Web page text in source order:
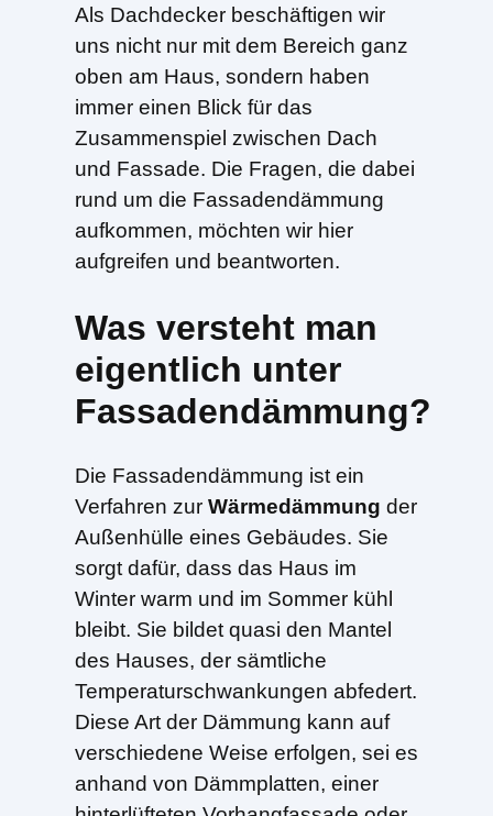
Als Dachdecker beschäftigen wir
uns nicht nur mit dem Bereich ganz
oben am Haus, sondern haben
immer einen Blick für das
Zusammenspiel zwischen Dach
und Fassade. Die Fragen, die dabei
rund um die Fassadendämmung
aufkommen, möchten wir hier
aufgreifen und beantworten.
Was versteht man
eigentlich unter
Fassadendämmung?
Die Fassadendämmung ist ein
Verfahren zur Wärmedämmung der
Außenhülle eines Gebäudes. Sie
sorgt dafür, dass das Haus im
Winter warm und im Sommer kühl
bleibt. Sie bildet quasi den Mantel
des Hauses, der sämtliche
Temperaturschwankungen abfedert.
Diese Art der Dämmung kann auf
verschiedene Weise erfolgen, sei es
anhand von Dämmplatten, einer